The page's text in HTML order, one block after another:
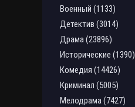
Военный (1133)
Детектив (3014)
Драма (23896)
Исторические (1390)
Комедия (14426)
Криминал (5005)
Мелодрама (7427)